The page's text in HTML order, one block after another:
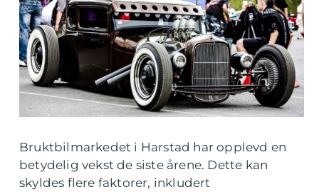
Bruktbilmarkedet i Harstad har opplevd en
betydelig vekst de siste årene. Dette kan
skyldes flere faktorer, inkludert